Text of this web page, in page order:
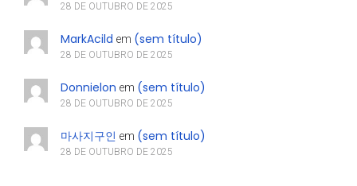
28 DE OUTUBRO DE 2025
MarkAcild em (sem título)
28 DE OUTUBRO DE 2025
Donnielon em (sem título)
28 DE OUTUBRO DE 2025
마사지구인 em (sem título)
28 DE OUTUBRO DE 2025